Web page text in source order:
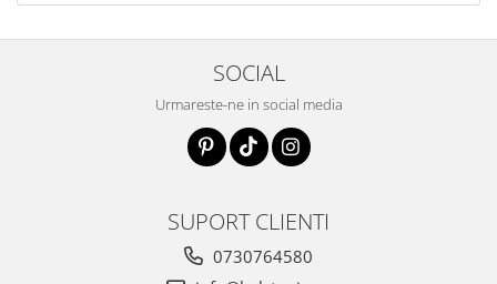
SOCIAL
Urmareste-ne in social media
SUPORT CLIENTI
0730764580